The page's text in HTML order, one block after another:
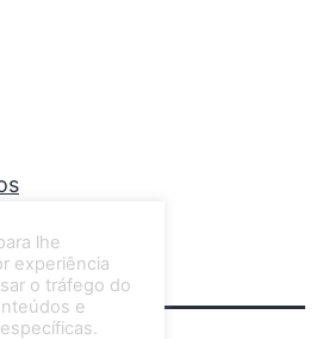
lhe
experiência
o tráfego do
e